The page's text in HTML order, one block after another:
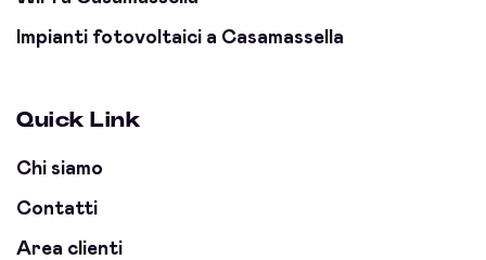
Impianti fotovoltaici a Casamassella
Quick Link
Chi siamo
Contatti
Area clienti